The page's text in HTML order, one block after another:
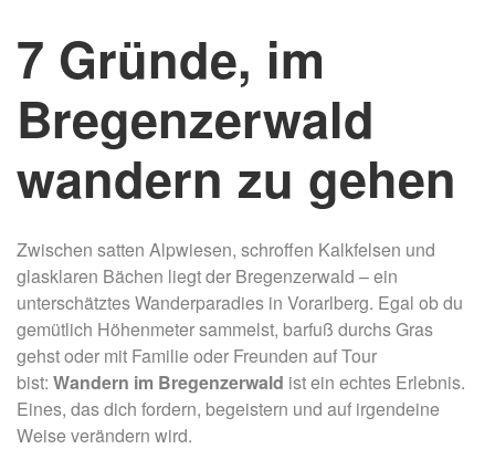
7 Gründe, im
Bregenzerwald
wandern zu gehen
Zwischen satten Alpwiesen, schroffen Kalkfelsen und
glasklaren Bächen liegt der Bregenzerwald – ein
unterschätztes Wanderparadies in Vorarlberg. Egal ob du
gemütlich Höhenmeter sammelst, barfuß durchs Gras
gehst oder mit Familie oder Freunden auf Tour
bist: Wandern im Bregenzerwald ist ein echtes Erlebnis.
Eines, das dich fordern, begeistern und auf irgendeine
Weise verändern wird.